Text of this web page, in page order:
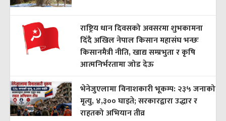
राष्ट्रिय धान दिवसको अवसरमा शुभकामना
दिँदै अखिल नेपाल किसान महासंघ भन्छः
किसानमैत्री नीति, खाद्य सम्प्रभुता र कृषि
आत्मनिर्भरतामा जोड देऊ
भेनेजुएलामा विनाशकारी भूकम्प: २३५ जनाको
मृत्यु, ४,३०० घाइते; सरकारद्वारा उद्धार र
राहतको अभियान तीव्र